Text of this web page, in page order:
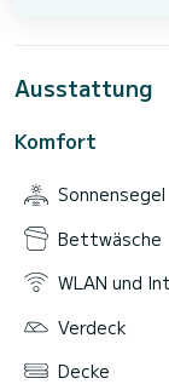
Ausstattung
Komfort
Sonnensegel
Bettwäsche
WLAN und
Verdeck
Decke